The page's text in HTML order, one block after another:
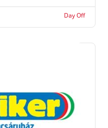
Day Off